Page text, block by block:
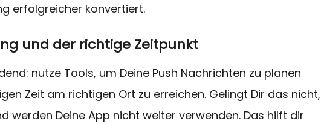
erfolgreicher konvertiert.
und der richtige Zeitpunkt
nutze Tools, um Deine Push Nachrichten zu planen
Zeit am richtigen Ort zu erreichen. Gelingt Dir das nicht,
werden Deine App nicht weiter verwenden. Das hilft dir